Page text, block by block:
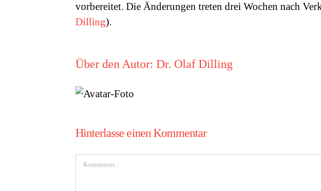
vorbereitet. Die Änderungen treten drei Wochen nach
Dilling).
Über den Autor: Dr. Olaf Dilling
Hinterlasse einen Kommentar
Kommentar